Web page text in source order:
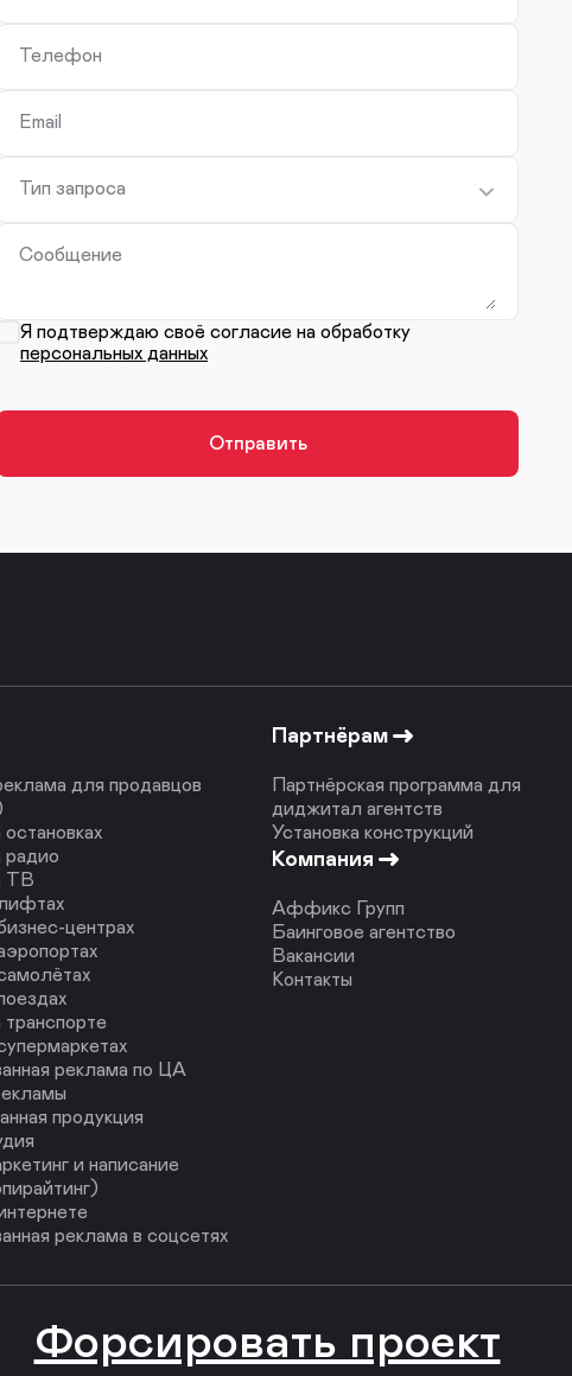
Телефон
Email
Тип запроса
Сообщение
Я подтверждаю своё согласие на обработку
персональных данных
для продавцов
радио
ТВ
центрах
реклама по ЦА
продукция
и написание
реклама в соцсетях
Партнёрам
Партнёрская программа для
диджитал агентств
Установка конструкций
Компания
Аффикс Групп
Баинговое агентство
Вакансии
Контакты
Форсировать проект